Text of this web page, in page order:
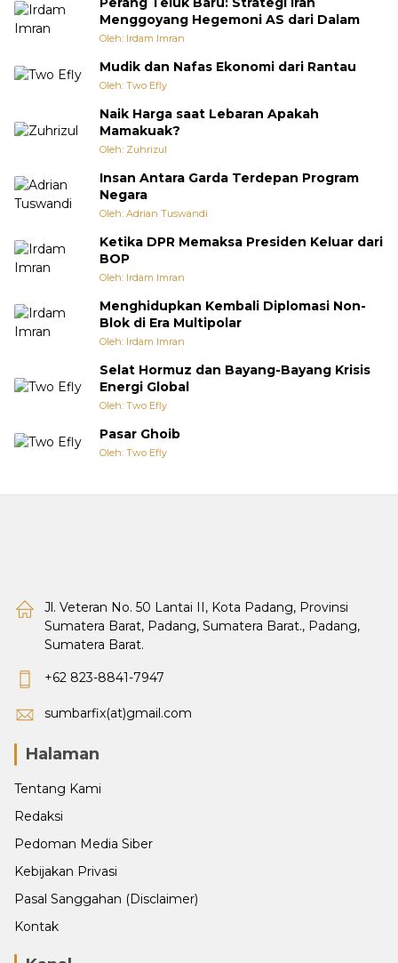
Menggoyang Hegemoni AS dari Dalam
Oleh: Irdam Imran
Mudik dan Nafas Ekonomi dari Rantau
Oleh: Two Efly
Naik Harga saat Lebaran Apakah
Mamakuak?
Oleh: Zuhrizul
Insan Antara Garda Terdepan Program
Negara
Oleh: Adrian Tuswandi
Ketika DPR Memaksa Presiden Keluar dari
BOP
Oleh: Irdam Imran
Menghidupkan Kembali Diplomasi Non-
Blok di Era Multipolar
Oleh: Irdam Imran
Selat Hormuz dan Bayang-Bayang Krisis
Energi Global
Oleh: Two Efly
Pasar Ghoib
Oleh: Two Efly
Jl. Veteran No. 50 Lantai II, Kota Padang, Provinsi
Sumatera Barat, Padang, Sumatera Barat., Padang,
Sumatera Barat.
+62 823-8841-7947
sumbarfix(at)gmail.com
Halaman
Tentang Kami
Redaksi
Pedoman Media Siber
Kebijakan Privasi
Pasal Sanggahan (Disclaimer)
Kontak